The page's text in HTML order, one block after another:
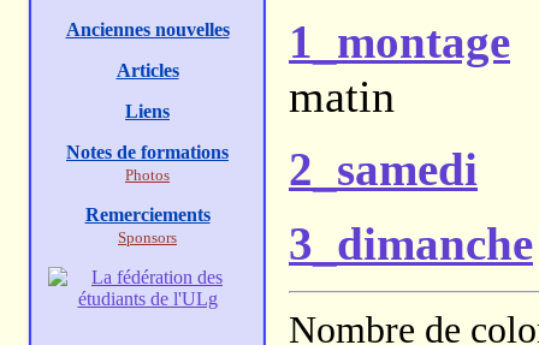
1_montage
matin
2_samedi
3_dimanche
Nombre de
Anciennes nouvelles
Articles
Liens
Notes de formations
Photos
Remerciements
Sponsors